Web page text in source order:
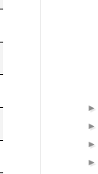
►
►
►
►